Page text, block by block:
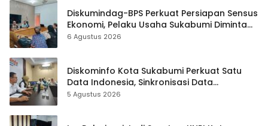
Diskumindag-BPS Perkuat Persiapan Sensus
Ekonomi, Pelaku Usaha Sukabumi Diminta
Terbuka Beri Data
6 Agustus 2026
Diskominfo Kota Sukabumi Perkuat Satu
Data Indonesia, Sinkronisasi Data
Kewilayahan Dikebut
5 Agustus 2026